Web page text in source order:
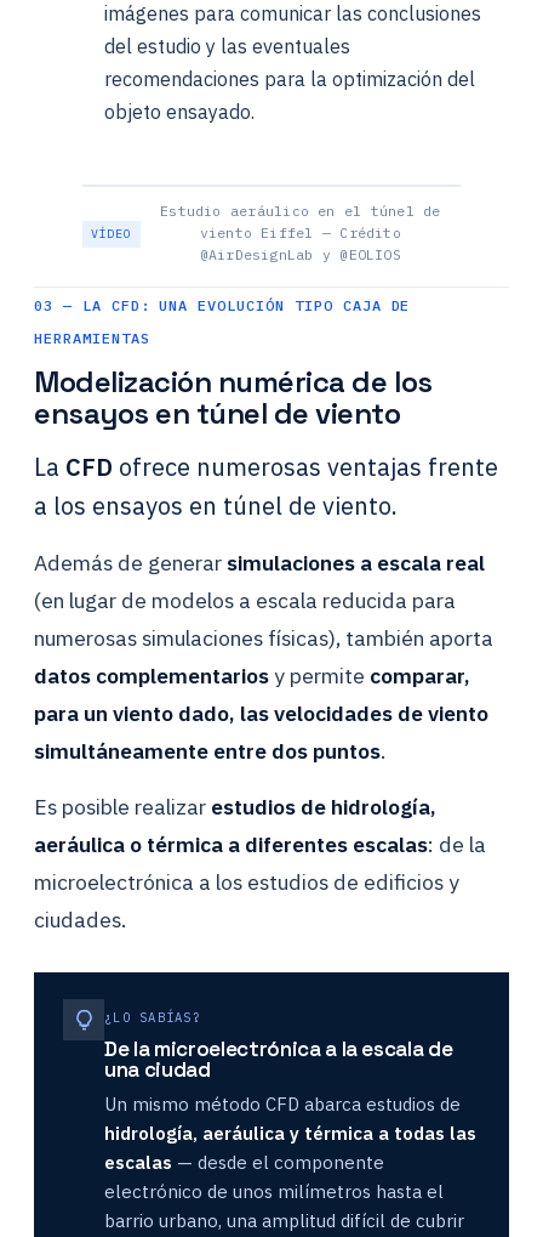
imágenes para comunicar las conclusiones
del estudio y las eventuales
recomendaciones para la optimización del
objeto ensayado.
Estudio aeráulico en el túnel de
viento Eiffel — Crédito
@AirDesignLab y @EOLIOS
03 — LA CFD: UNA EVOLUCIÓN TIPO CAJA DE
HERRAMIENTAS
Modelización numérica de los
ensayos en túnel de viento
La CFD ofrece numerosas ventajas frente
a los ensayos en túnel de viento.
Además de generarsimulaciones a escala real
(en lugar de modelos a escala reducida para
numerosas simulaciones físicas), también aporta
datos complementariosy permite comparar,
para un viento dado, las velocidades de viento
simultáneamente entre dos puntos.
Es posible realizar estudios de hidrología,
aeráulica o térmica a diferentes escalas: de la
microelectrónica a los estudios de edificios y
ciudades.
¿LO SABÍAS?
De la microelectrónica a la escala de
una ciudad
Un mismo método CFD abarca estudios de
hidrología, aeráulica y térmica a todas las
escalas — desde el componente
electrónico de unos milímetros hasta el
barrio urbano, una amplitud difícil de cubrir